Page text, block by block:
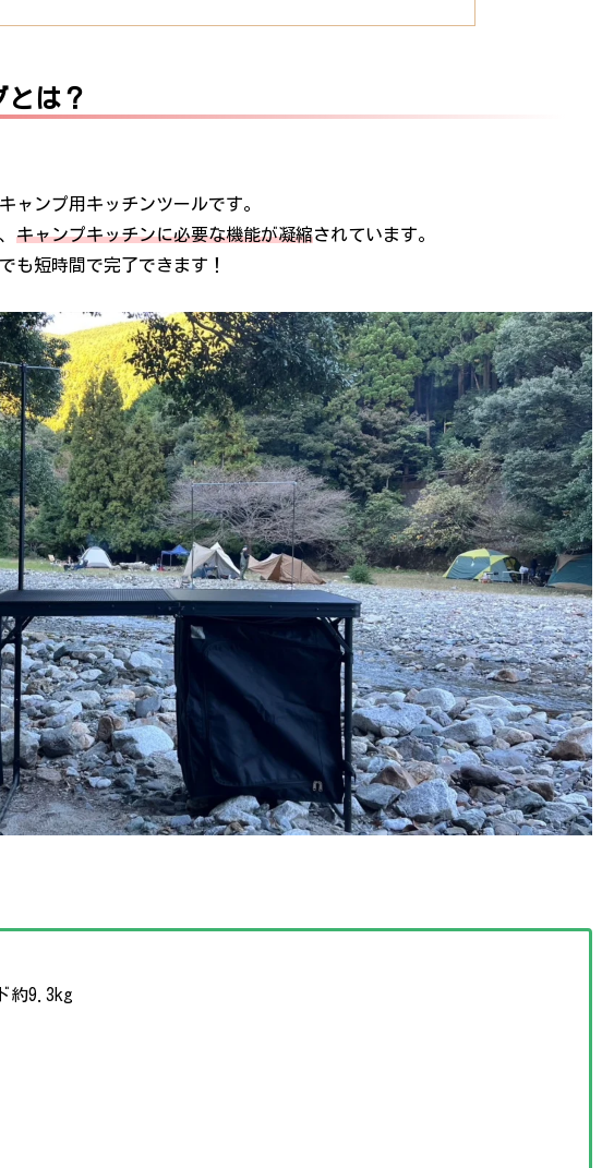
とは？
ャンプ用キッチンツールです。
キャンプキッチンに必要な機能が凝縮されています。
も短時間で完了できます！
約9.3kg